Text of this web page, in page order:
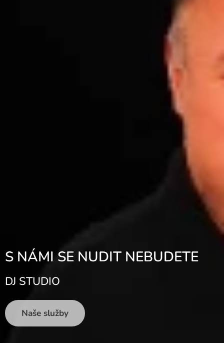
S NÁMI SE NUDIT NEBUDETE
DJ STUDIO
Naše služby